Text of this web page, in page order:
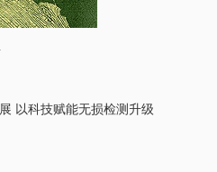
以科技赋能无损检测升级